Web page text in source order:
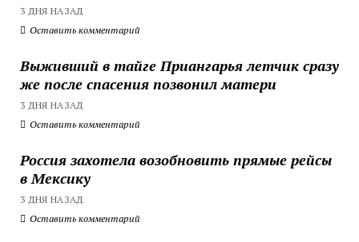
3 ДНЯ НАЗАД
Оставить комментарий
Выживший в тайге Приангарья летчик сразу
же после спасения позвонил матери
3 ДНЯ НАЗАД
Оставить комментарий
Россия захотела возобновить прямые рейсы
в Мексику
3 ДНЯ НАЗАД
Оставить комментарий